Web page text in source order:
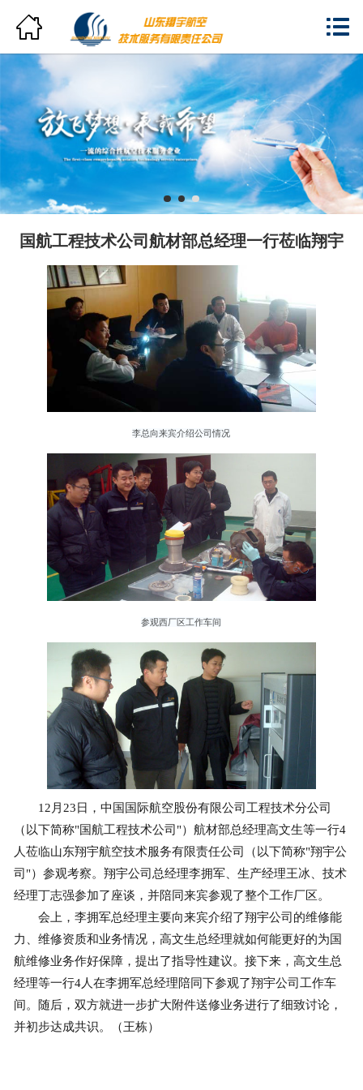
新闻中心
分支机构
产品与服务
员工风采
企业资质
联系我们


国航工程技术公司航材部总经理一行莅临翔宇
李总向来宾介绍公司情况
参观西厂区工作车间
12月23日，中国国际航空股份有限公司工程技术分公司
（以下简称"国航工程技术公司"）航材部总经理高文生等一行4
人莅临山东翔宇航空技术服务有限责任公司（以下简称"翔宇公
司"）参观考察。翔宇公司总经理李拥军、生产经理王冰、技术
经理丁志强参加了座谈，并陪同来宾参观了整个工作厂区。
会上，李拥军总经理主要向来宾介绍了翔宇公司的维修能
力、维修资质和业务情况，高文生总经理就如何能更好的为国
航维修业务作好保障，提出了指导性建议。接下来，高文生总
经理等一行4人在李拥军总经理陪同下参观了翔宇公司工作车
间。随后，双方就进一步扩大附件送修业务进行了细致讨论，
并初步达成共识。（王栋）